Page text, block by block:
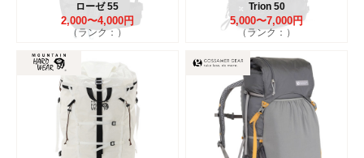
ローゼ 55
2,000〜4,000円
（ランク：）
Trion 50
5,000〜7,000円
（ランク：）